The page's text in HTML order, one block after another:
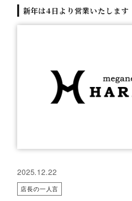
新年は4日より営業いたします
2025.12.22
店長の一人言